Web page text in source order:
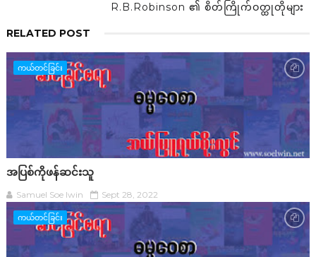
R.B.Robinson ၏ စိတ်ကြိုက်ဝတ္ထုတိုများ
RELATED POST
ကယ်တင်ခြင်း
အပြစ်ကိုဖန်ဆင်းသူ
Samuel Soe lwin Sept 28, 2022
ကယ်တင်ခြင်း